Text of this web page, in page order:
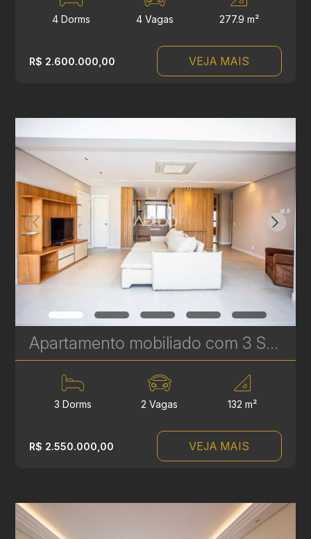
4 Dorms 4 Vagas 277.9 m²
R$ 2.600.000,00 VEJA MAIS
Apartamento mobiliado com 3 Suítes para venda no Artsy - 2 vagas de garagem - Batel | Ref. 1795
3 Dorms 2 Vagas 132 m²
R$ 2.550.000,00 VEJA MAIS